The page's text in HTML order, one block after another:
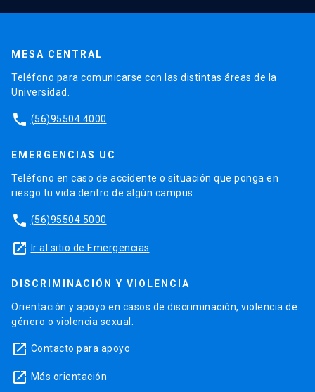
MESA CENTRAL
Teléfono para comunicarse con las distintas áreas de la
Universidad.
phone (56)95504 4000
EMERGENCIAS UC
Teléfono en caso de accidente o situación que ponga en
riesgo tu vida dentro de algún campus.
phone (56)95504 5000
launch Ir al sitio de Emergencias
DISCRIMINACIÓN Y VIOLENCIA
Orientación y apoyo en casos de discriminación, violencia de
género o violencia sexual.
launch Contacto para apoyo
launch Más orientación